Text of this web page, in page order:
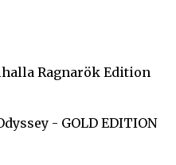
Ragnarök Edition
- GOLD EDITION